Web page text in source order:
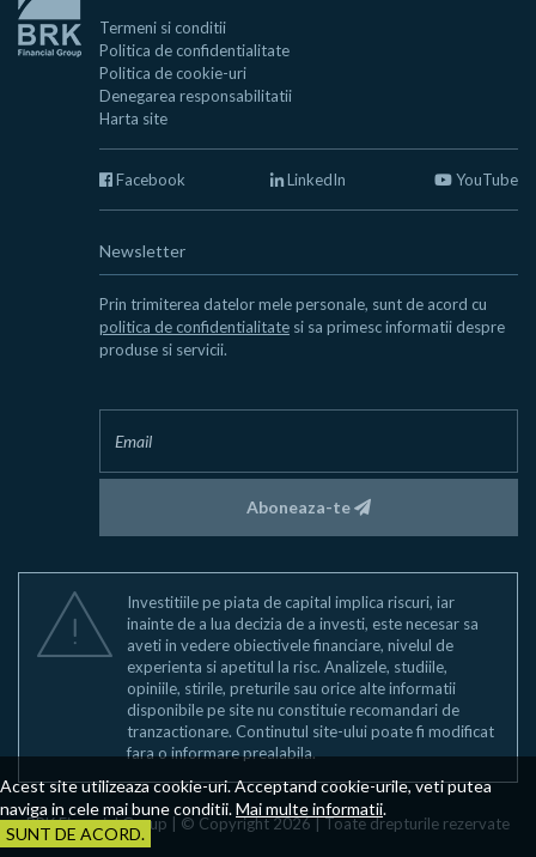
Termeni si conditii
Politica de confidentialitate
Politica de cookie-uri
Denegarea responsabilitatii
Harta site
Facebook LinkedIn YouTube
Newsletter
Prin trimiterea datelor mele personale, sunt de acord cu
politica de confidentialitate si sa primesc informatii despre
produse si servicii.
Aboneaza-te
Investitiile pe piata de capital implica riscuri, iar
inainte de a lua decizia de a investi, este necesar sa
aveti in vedere obiectivele financiare, nivelul de
experienta si apetitul la risc. Analizele, studiile,
opiniile, stirile, preturile sau orice alte informatii
disponibile pe site nu constituie recomandari de
tranzactionare. Continutul site-ului poate fi modificat
fara o informare prealabila.
BRK Financial Group | © Copyright 2026 | Toate drepturile rezervate
Acest site utilizeaza cookie-uri. Acceptand cookie-urile, veti putea
naviga in cele mai bune conditii.Mai multe informatii.
SUNT DE ACORD.